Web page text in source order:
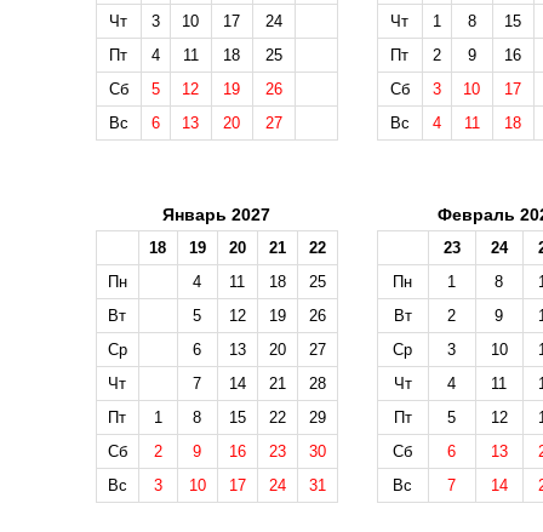
Чт
3 10 17
24
Пт
4 11 18
25
Сб
5 12 19
26
Вс
6 13 20 27
Чт
1 8
15
Пт
2 9
16
Сб
3 10
17
Вс
4 11 18
Январь 2027
18 19 20 21
22
Пн
4 11 18
25
Вт
5 12 19
26
Ср
6 13 20
27
Чт
7 14 21
28
Пт
1 8 15 22
29
Сб
2 9 16 23
30
Вс
3 10 17 24 31
Февраль
23 24
Пн
1 8
Вт
2 9
Ср
3 10
Чт
4 11
Пт
5 12
Сб
6 13
Вс
7 14